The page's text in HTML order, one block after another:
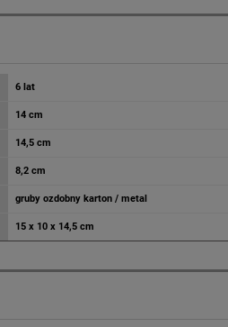
6 lat
14 cm
14,5 cm
8,2 cm
gruby ozdobny karton / metal
15 x 10 x 14,5 cm